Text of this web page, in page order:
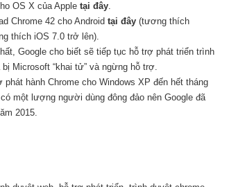
OS X của Apple tại đây.
Chrome 42 cho Android tại đây(tương thích
thích iOS 7.0 trở lên).
Google cho biết sẽ tiếp tục hỗ trợ phát triển trình
Microsoft “khai tử” và ngừng hỗ trợ.
hành Chrome cho Windows XP đến hết tháng
một lượng người dùng đông đảo nên Google đã
2015.